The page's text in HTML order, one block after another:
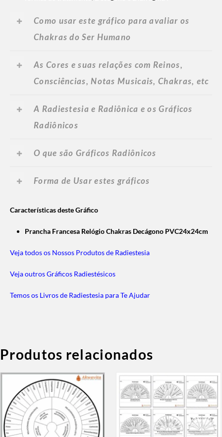
Como usar este gráfico para avaliar os
Chakras do Ser Humano
As Cores e suas relações com Reinos,
Consciências, Notas Musicais, Chakras, etc
A Radiestesia e Radiônica e os Gráficos
Radiônicos
O que são Gráficos Radiônicos
Forma de Usar estes gráficos
Características deste Gráfico
Prancha Francesa Relógio Chakras Decágono PVC24x24cm
Veja todos os Nossos Produtos de Radiestesia
Veja outros Gráficos Radiestésicos
Temos os Livros de Radiestesia para Te Ajudar
Produtos relacionados